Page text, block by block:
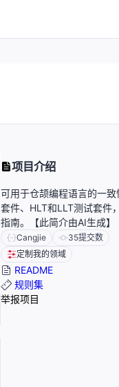
项目介绍
可用于仓颉编程语言的一
套件、HLT和LLT测试套件
指南。【此简介由AI生成】
Cangjie 35提交数
定制我的领域
README
规则集
举报项目